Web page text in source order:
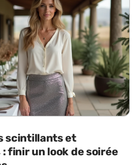
scintillants et
finir un look de soirée